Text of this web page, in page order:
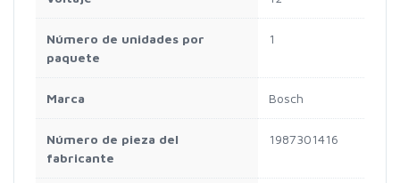
Número de unidades por
paquete
1
Marca Bosch
Número de pieza del
fabricante
1987301416